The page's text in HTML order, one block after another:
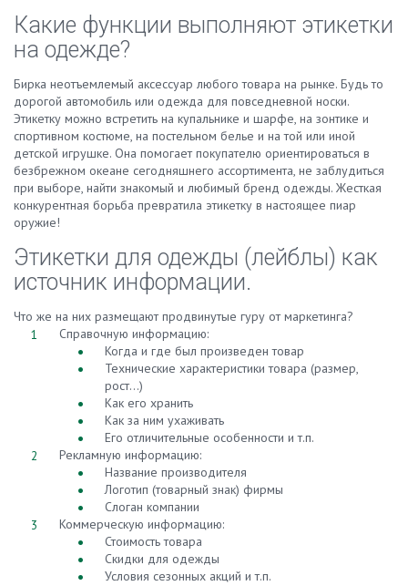
Какие функции выполняют этикетки
на одежде?
Бирка неотъемлемый аксессуар любого товара на рынке. Будь то
дорогой автомобиль или одежда для повседневной носки.
Этикетку можно встретить на купальнике и шарфе, на зонтике и
спортивном костюме, на постельном белье и на той или иной
детской игрушке. Она помогает покупателю ориентироваться в
безбрежном океане сегодняшнего ассортимента, не заблудиться
при выборе, найти знакомый и любимый бренд одежды. Жесткая
конкурентная борьба превратила этикетку в настоящее пиар
оружие!
Этикетки для одежды (лейблы) как
источник информации.
Что же на них размещают продвинутые гуру от маркетинга?
Справочную информацию:
Когда и где был произведен товар
Технические характеристики товара (размер,
рост…)
Как его хранить
Как за ним ухаживать
Его отличительные особенности и т.п.
Рекламную информацию:
Название производителя
Логотип (товарный знак) фирмы
Слоган компании
Коммерческую информацию:
Стоимость товара
Скидки для одежды
Условия сезонных акций и т.п.